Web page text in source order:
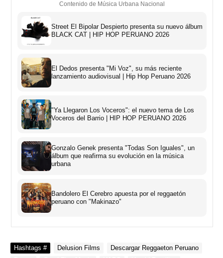
Contenido de Música Urbana Nacional
Street El Bipolar Despierto presenta su nuevo álbum
BLACK CAT | HIP HOP PERUANO 2026
El Dedos presenta "Mi Voz", su más reciente
lanzamiento audiovisual | Hip Hop Peruano 2026
"Ya Llegaron Los Voceros": el nuevo tema de Los
Voceros del Barrio | HIP HOP PERUANO 2026
Gonzalo Genek presenta "Todas Son Iguales", un
álbum que reafirma su evolución en la música
urbana
Bandolero El Cerebro apuesta por el reggaetón
peruano con "Makinazo"
Hashtags # Delusion Films
Descargar Reggaeton Peruano